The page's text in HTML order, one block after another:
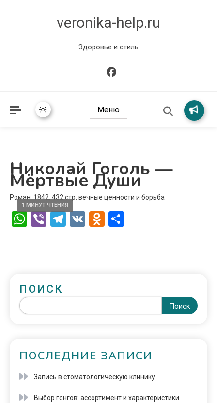
veronika-help.ru
Здоровье и стиль
Меню
Николай Гоголь —
Мёртвые Души
1 МИНУТ ЧТЕНИЯ
Роман, 1842, 432 стр. вечные ценности и борьба
WhatsApp
ViberTelegram
VK Odnoklassniki
ПОИСК
Поиск
ПОСЛЕДНИЕ ЗАПИСИ
Запись в стоматологическую клинику
Выбор гонгов: ассортимент и характеристики